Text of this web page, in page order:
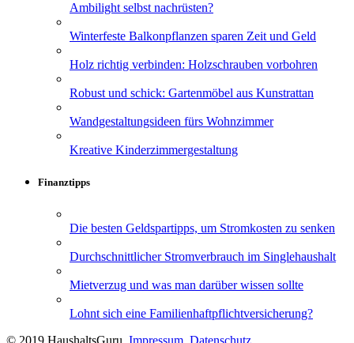
Ambilight selbst nachrüsten?
Winterfeste Balkonpflanzen sparen Zeit und Geld
Holz richtig verbinden: Holzschrauben vorbohren
Robust und schick: Gartenmöbel aus Kunstrattan
Wandgestaltungsideen fürs Wohnzimmer
Kreative Kinderzimmergestaltung
Finanztipps
Die besten Geldspartipps, um Stromkosten zu senken
Durchschnittlicher Stromverbrauch im Singlehaushalt
Mietverzug und was man darüber wissen sollte
Lohnt sich eine Familienhaftpflichtversicherung?
© 2019 HaushaltsGuru. Impressum Datenschutz